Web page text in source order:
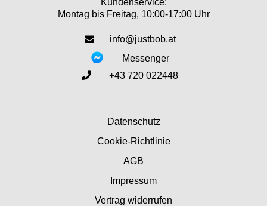
Kundenservice:
Montag bis Freitag, 10:00-17:00 Uhr
info@justbob.at
Messenger
+43 720 022448
Datenschutz
Cookie-Richtlinie
AGB
Impressum
Vertrag widerrufen